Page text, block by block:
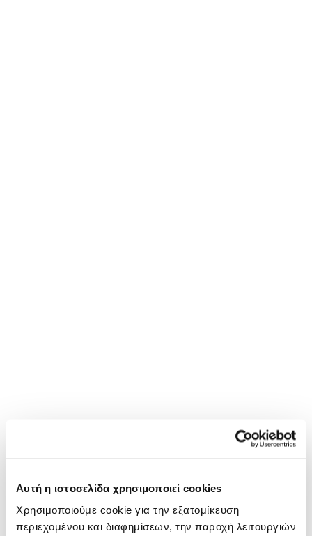
Αυτή η ιστοσελίδα χρησιμοποιεί cookies
Χρησιμοποιούμε cookie για την εξατομίκευση
περιεχομένου και διαφημίσεων, την παροχή λειτουργιών